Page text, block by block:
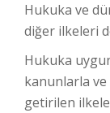
Hukuka ve
diğer ilkeleri
Hukuka
kanunlarla
getirilen